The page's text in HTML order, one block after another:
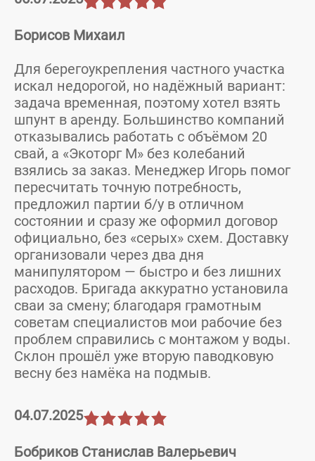
Борисов Михаил
Для берегоукрепления частного участка
искал недорогой, но надёжный вариант:
задача временная, поэтому хотел взять
шпунт в аренду. Большинство компаний
отказывались работать с объёмом 20
свай, а «Экоторг М» без колебаний
взялись за заказ. Менеджер Игорь помог
пересчитать точную потребность,
предложил партии б/у в отличном
состоянии и сразу же оформил договор
официально, без «серых» схем. Доставку
организовали через два дня
манипулятором — быстро и без лишних
расходов. Бригада аккуратно установила
сваи за смену; благодаря грамотным
советам специалистов мои рабочие без
проблем справились с монтажом у воды.
Склон прошёл уже вторую паводковую
весну без намёка на подмыв.
04.07.2025
Бобриков Станислав Валерьевич